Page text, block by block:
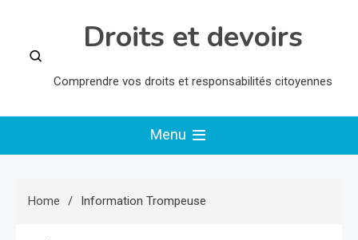
content
Droits et devoirs
Comprendre vos droits et responsabilités citoyennes
Menu
Home Information Trompeuse